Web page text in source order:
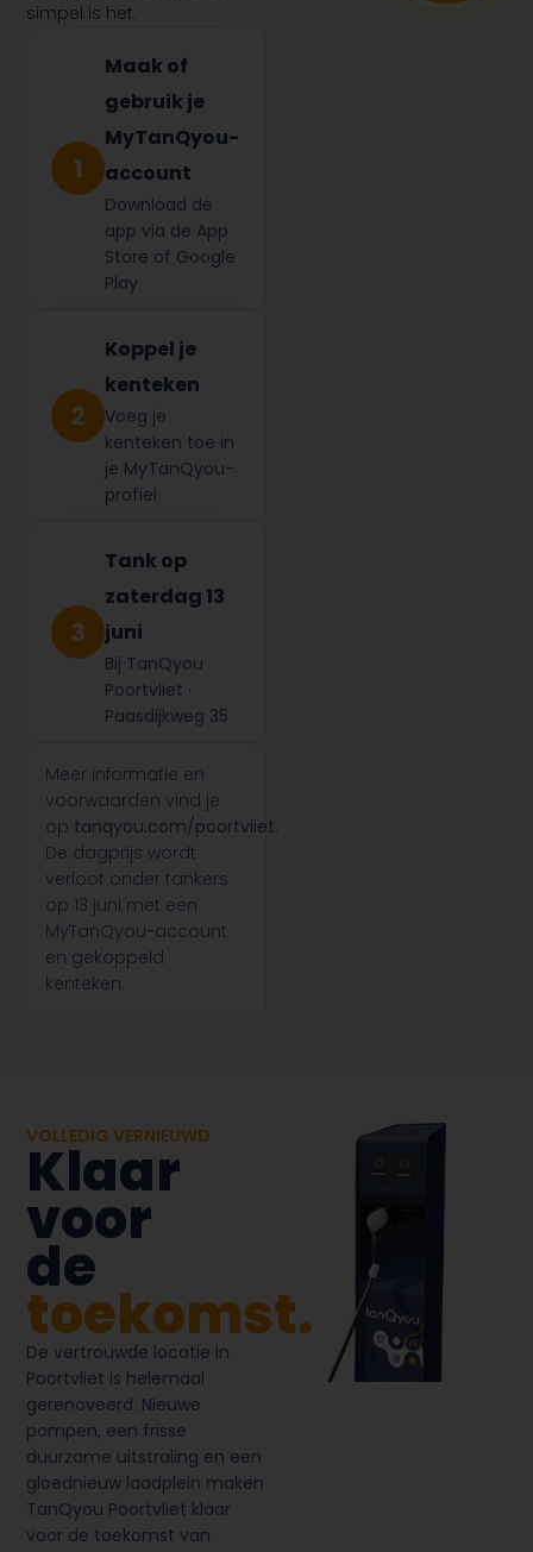
simpel is het.
Maak of
gebruik je
MyTanQyou-
account
Download de
app via de App
Store of Google
Play
Koppel je
kenteken
Voeg je
kenteken toe in
je MyTanQyou-
profiel
Tank op
zaterdag 13
juni
Bij TanQyou
Poortvliet ·
Paasdijkweg 35
Meer informatie en
voorwaarden vind je
op tanqyou.com/poortvliet.
De dagprijs wordt
verloot onder tankers
op 13 juni met een
MyTanQyou-account
en gekoppeld
kenteken.
VOLLEDIG VERNIEUWD
Klaar
voor
de
toekomst.
De vertrouwde locatie in
Poortvliet is helemaal
gerenoveerd. Nieuwe
pompen, een frisse
duurzame uitstraling en een
gloednieuw laadplein maken
TanQyou Poortvliet klaar
voor de toekomst van